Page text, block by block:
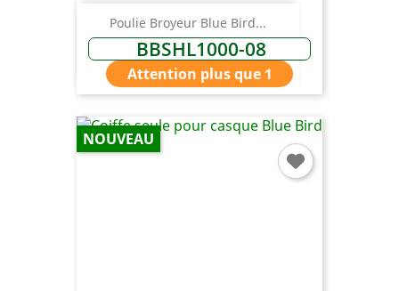
Poulie Broyeur Blue Bird...
BBSHL1000-08
Attention plus que 1
NOUVEAU